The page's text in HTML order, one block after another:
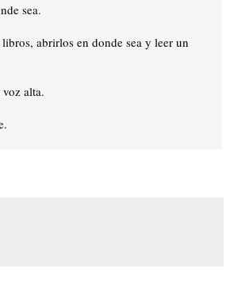
sea.
abrirlos en donde sea y leer un
alta.